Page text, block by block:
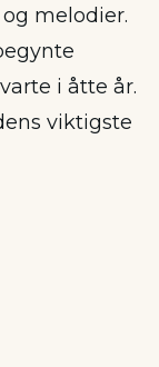
melodier.
i åtte år.
viktigste